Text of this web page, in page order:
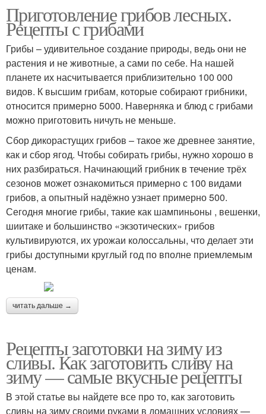
Приготовление грибов лесных.
Рецепты с грибами
Грибы – удивительное создание природы, ведь они не
растения и не животные, а сами по себе. На нашей
планете их насчитывается приблизительно 100 000
видов. К высшим грибам, которые собирают грибники,
относится примерно 5000. Наверняка и блюд с грибами
можно приготовить ничуть не меньше.
Сбор дикорастущих грибов – такое же древнее занятие,
как и сбор ягод. Чтобы собирать грибы, нужно хорошо в
них разбираться. Начинающий грибник в течение трёх
сезонов может ознакомиться примерно с 100 видами
грибов, а опытный надёжно узнает примерно 500.
Сегодня многие грибы, такие как шампиньоны , вешенки,
шиитаке и большинство «экзотических» грибов
культивируются, их урожаи колоссальны, что делает эти
грибы доступными круглый год по вполне приемлемым
ценам.
читать дальше →
Рецепты заготовки на зиму из
сливы. Как заготовить сливу на
зиму — самые вкусные рецепты
В этой статье вы найдете все про то, как заготовить
сливы на зиму своими руками в домашних условиях —